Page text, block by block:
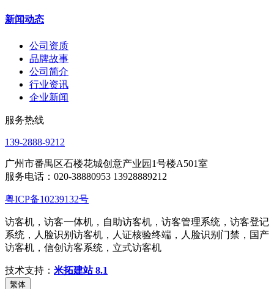
新闻动态
公司资质
品牌故事
公司简介
行业资讯
企业新闻
服务热线
139-2888-9212
广州市番禺区石楼花城创意产业园1号楼A501室
服务电话：020-38880953 13928889212
粤ICP备10239132号
访客机，访客一体机，自助访客机，访客管理系统，访客登记
系统，人脸识别访客机，人证核验终端，人脸识别门禁，国产
访客机，信创访客系统，立式访客机
技术支持： 米拓建站 8.1
繁体